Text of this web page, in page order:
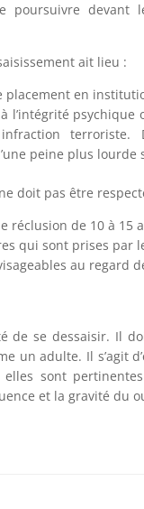
devant
ait lieu :
placement en
l’intégrité
terroriste.
peine plus
doit pas être
réclusion de 10 à 15
qui sont prises par
au regard
de se dessaisir. Il
un adulte. Il s’agit
sont
et la gravité du